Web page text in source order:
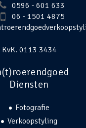
0596 - 601 633
06 - 1501 4875
KvK. 0113 3434
Diensten
Fotografie
Verkoopstyling